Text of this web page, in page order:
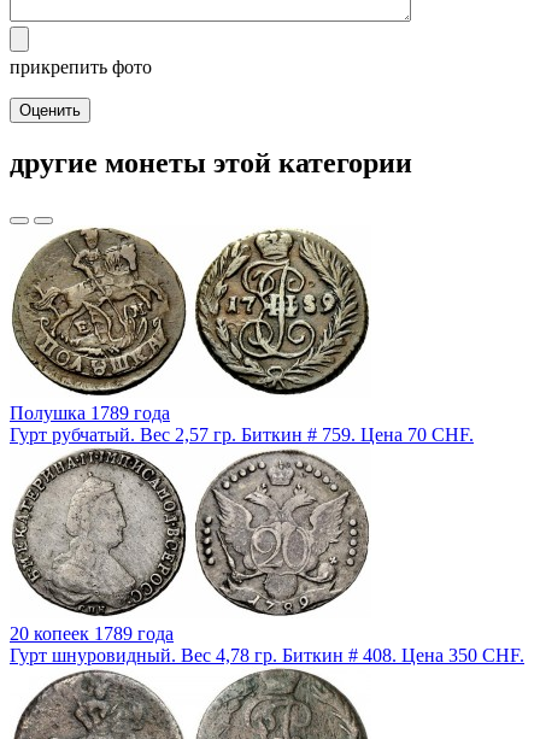
прикрепить фото
Оценить
другие монеты этой категории
Полушка 1789 года
Гурт рубчатый. Вес 2,57 гр. Биткин # 759. Цена 70 CHF.
20 копеек 1789 года
Гурт шнуровидный. Вес 4,78 гр. Биткин # 408. Цена 350 CHF.